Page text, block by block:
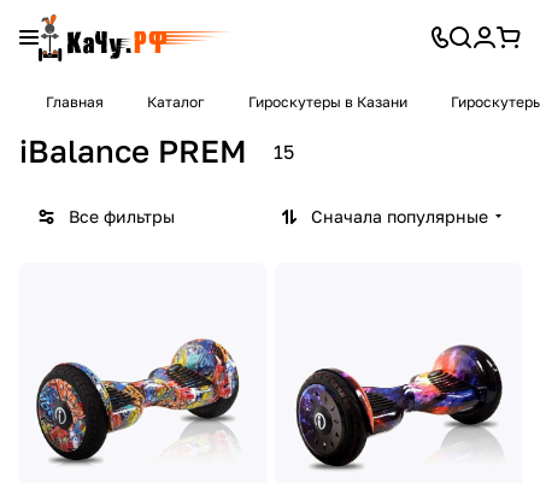
Главная Каталог Гироскутеры в Казани
iBalance PREM 15
Все фильтры Сначала популярные